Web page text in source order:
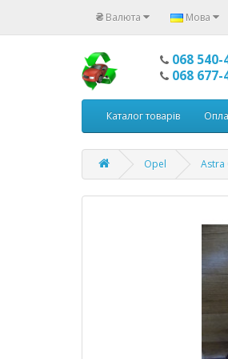
₴ Валюта Мова
068 540-
068 677-
Каталог товарів
Opel Astra